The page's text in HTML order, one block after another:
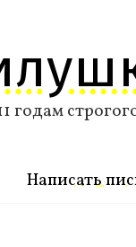
годам
Написать